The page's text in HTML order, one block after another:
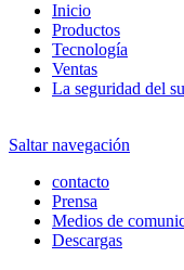
Inicio
Productos
Tecnología
Ventas
La seguridad del
Saltar navegación
contacto
Prensa
Medios de
Descargas